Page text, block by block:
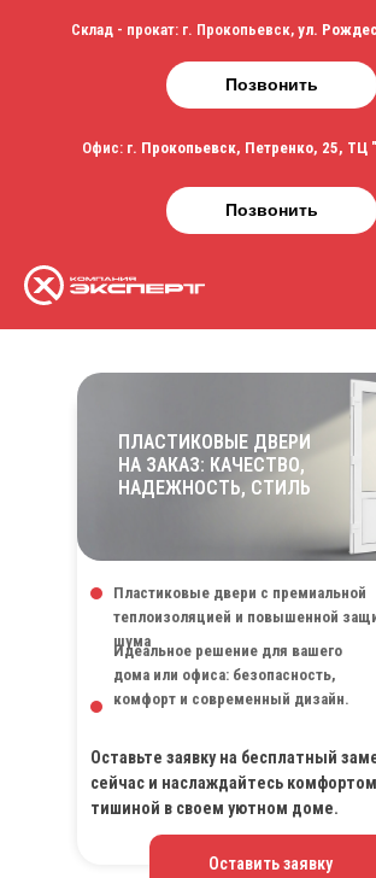
Позвонить
Позвонить
Склад - прокат: г. Прокопьевск, ул.
Офис: г. Прокопьевск, Петренко, 25,
Пластиковые двери с премиальной
теплоизоляцией и повышенной
шума
Идеальное решение для вашего
дома или офиса: безопасность,
комфорт и современный дизайн.
ПЛАСТИКОВЫЕ ДВЕРИ
НА ЗАКАЗ: КАЧЕСТВО,
НАДЕЖНОСТЬ, СТИЛЬ
Оставьте заявку на бесплатный
сейчас и наслаждайтесь
тишиной в своем уютном доме.
Оставить заявку